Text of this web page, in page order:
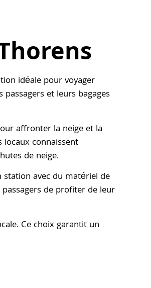
idéale pour voyager
et leurs bagages
affronter la neige et la
connaissent
de neige.
avec du matériel de
de profiter de leur
Ce choix garantit un